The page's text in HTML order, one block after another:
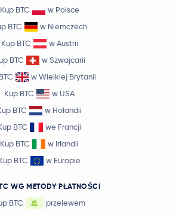
Kup BTC
w Polsce
BTC
w Niemczech
Kup BTC
w Austrii
BTC
w Szwajcarii
w Wielkiej Brytanii
Kup BTC
w USA
BTC
w Holandii
BTC
we Francji
Kup BTC
w Irlandii
BTC
w Europie
WG METODY PŁATNOŚCI
BTC
przelewem